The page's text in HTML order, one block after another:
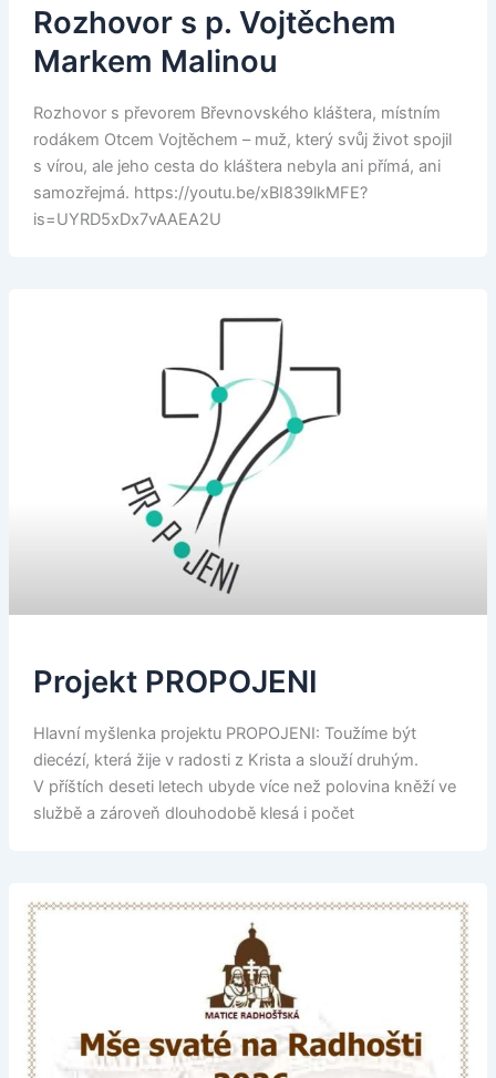
Rozhovor s p. Vojtěchem
Markem Malinou
Rozhovor s převorem Břevnovského kláštera, místním
rodákem Otcem Vojtěchem – muž, který svůj život spojil
s vírou, ale jeho cesta do kláštera nebyla ani přímá, ani
samozřejmá. https://youtu.be/xBI839lkMFE?
is=UYRD5xDx7vAAEA2U
Projekt PROPOJENI
Hlavní myšlenka projektu PROPOJENI: Toužíme být
diecézí, která žije v radosti z Krista a slouží druhým.
V příštích deseti letech ubyde více než polovina kněží ve
službě a zároveň dlouhodobě klesá i počet